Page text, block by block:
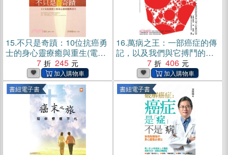
15.不只是奇蹟：10位抗癌勇
士的身心靈療癒與重生(電子
7 245
16.萬病之王：一部癌症的傳
記，以及我們與它搏鬥的故
事(電子書)
7 406
書紐電子書 書紐電子書